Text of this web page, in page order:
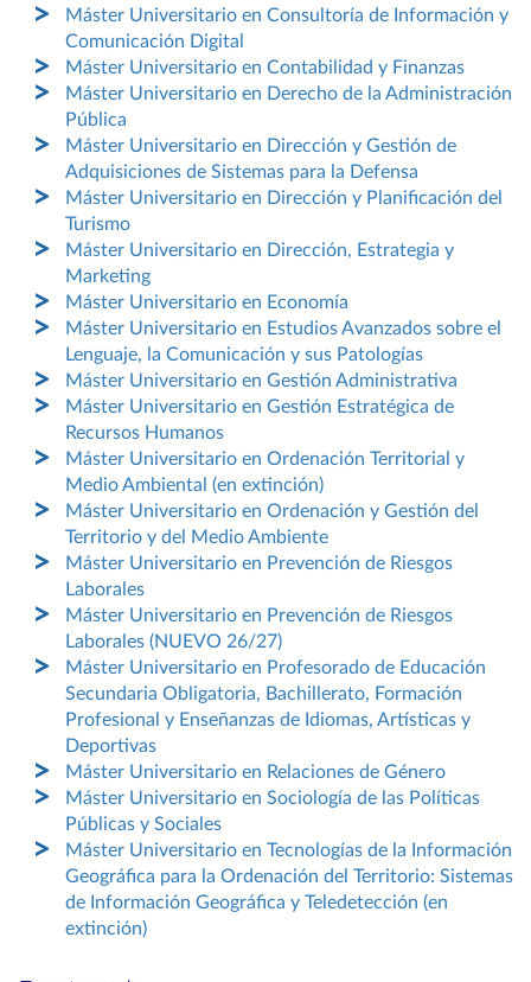
Máster Universitario en Consultoría de Información y
Comunicación Digital
Máster Universitario en Contabilidad y Finanzas
Máster Universitario en Derecho de la Administración
Pública
Máster Universitario en Dirección y Gestión de
Adquisiciones de Sistemas para la Defensa
Máster Universitario en Dirección y Planificación del
Turismo
Máster Universitario en Dirección, Estrategia y
Marketing
Máster Universitario en Economía
Máster Universitario en Estudios Avanzados sobre el
Lenguaje, la Comunicación y sus Patologías
Máster Universitario en Gestión Administrativa
Máster Universitario en Gestión Estratégica de
Recursos Humanos
Máster Universitario en Ordenación Territorial y
Medio Ambiental (en extinción)
Máster Universitario en Ordenación y Gestión del
Territorio y del Medio Ambiente
Máster Universitario en Prevención de Riesgos
Laborales
Máster Universitario en Prevención de Riesgos
Laborales (NUEVO 26/27)
Máster Universitario en Profesorado de Educación
Secundaria Obligatoria, Bachillerato, Formación
Profesional y Enseñanzas de Idiomas, Artísticas y
Deportivas
Máster Universitario en Relaciones de Género
Máster Universitario en Sociología de las Políticas
Públicas y Sociales
Máster Universitario en Tecnologías de la Información
Geográfica para la Ordenación del Territorio: Sistemas
de Información Geográfica y Teledetección (en
extinción)